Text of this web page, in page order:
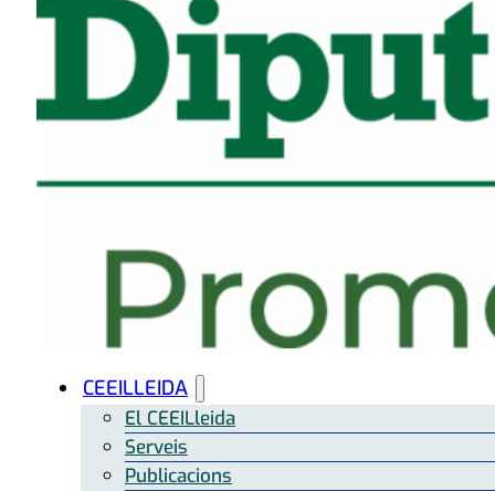
CEEILLEIDA
El CEEILleida
Serveis
Publicacions